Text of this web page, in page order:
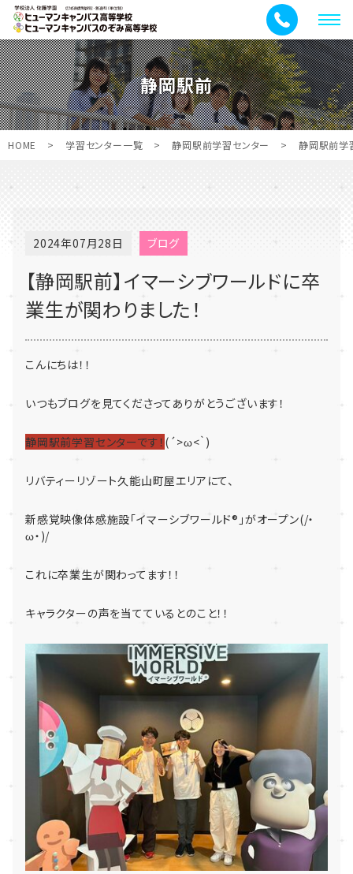
メ
ニ
ュ
ー
静岡駅前
HOME > 学習センター一覧 > 静岡駅前学習センター > 静岡駅前学
2024年07月28日 ブログ
【静岡駅前】イマーシブワールドに卒
業生が関わりました！
こんにちは！！
いつもブログを見てくださってありがとうございます！
静岡駅前学習センターです！ (´>ω<｀)
リバティーリゾート久能山町屋エリアにて、
新感覚映像体感施設「イマーシブワールド®」がオープン(/・
ω・)/
これに卒業生が関わってます！！
キャラクターの声を当てているとのこと！！